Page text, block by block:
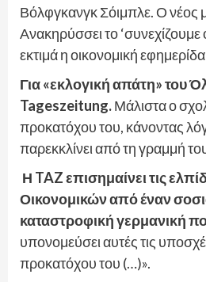
Βόλφγκανγκ Σόιμπλε. Ο νέος
Ανακηρύσσει το
εκτιμά η οικονομική
Για «εκλογική απάτη» του
Tageszeitung.Μάλιστα ο
προκατόχου του, κάνοντας
παρεκκλίνει από τη γραμμή
Η TAZ επισημαίνει τις
Οικονομικών από έναν
καταστροφική γερμανική
υπονομεύσει αυτές τις
προκατόχου του (…)».